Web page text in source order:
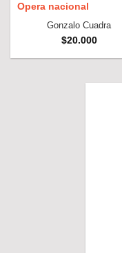
Opera nacional
Gonzalo Cuadra
$20.000